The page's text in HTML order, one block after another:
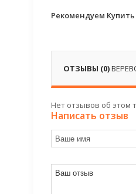
Рекомендуем
ОТЗЫВЫ (0)
Нет отзывов об этом
Написать отзыв